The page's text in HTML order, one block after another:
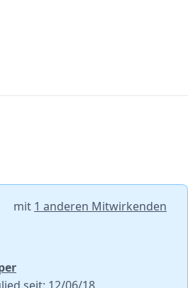
mit 1 anderen Mitwirkenden